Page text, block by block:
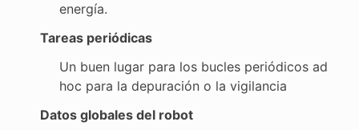
energía.
Tareas periódicas
Un buen lugar para los bucles periódicos ad
hoc para la depuración o la vigilancia
Datos globales del robot